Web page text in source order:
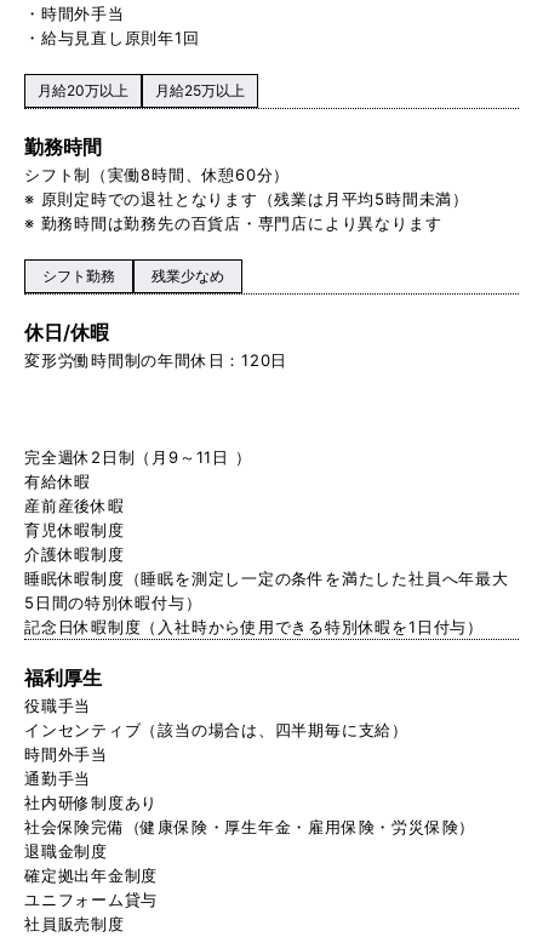
・時間外手当
・給与見直し原則年1回
月給20万以上 月給25万以上
勤務時間
シフト制（実働8時間、休憩60分）
※ 原則定時での退社となります（残業は月平均5時間未満）
※ 勤務時間は勤務先の百貨店・専門店により異なります
シフト勤務 残業少なめ
休日/休暇
変形労働時間制の年間休日：120日
完全週休2日制（月9～11日 ）
有給休暇
産前産後休暇
育児休暇制度
介護休暇制度
睡眠休暇制度（睡眠を測定し一定の条件を満たした社員へ年最大
5日間の特別休暇付与）
記念日休暇制度（入社時から使用できる特別休暇を1日付与）
福利厚生
役職手当
インセンティブ（該当の場合は、四半期毎に支給）
時間外手当
通勤手当
社内研修制度あり
社会保険完備（健康保険・厚生年金・雇用保険・労災保険）
退職金制度
確定拠出年金制度
ユニフォーム貸与
社員販売制度